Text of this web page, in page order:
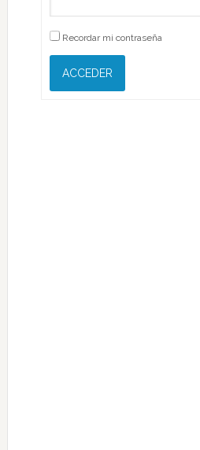
Recordar mi contraseña
ACCEDER